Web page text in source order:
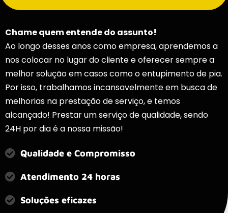
Chame quem entende do assunto!
Ao longo desses anos como empresa, aprendemos a
nos colocar no lugar do cliente e oferecer sempre a
melhor solução em casos como o entupimento de pia.
Por isso, trabalhamos incansavelmente em busca de
melhorias na prestação de serviço, e temos
alcançado! Prestar um serviço de qualidade, sendo
24H por dia é a nossa missão!
Qualidade e Compromisso
Atendimento 24 horas
Soluções eficazes